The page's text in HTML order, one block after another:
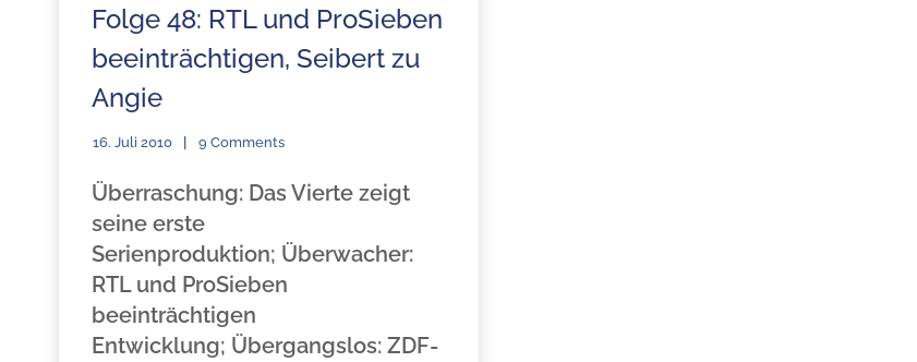
Folge 48: RTL und ProSieben
beeinträchtigen, Seibert zu
Angie
16. Juli 2010 9 Comments
Überraschung: Das Vierte zeigt
seine erste
Serienproduktion; Überwacher:
RTL und ProSieben
beeinträchtigen
Entwicklung; Übergangslos: ZDF-